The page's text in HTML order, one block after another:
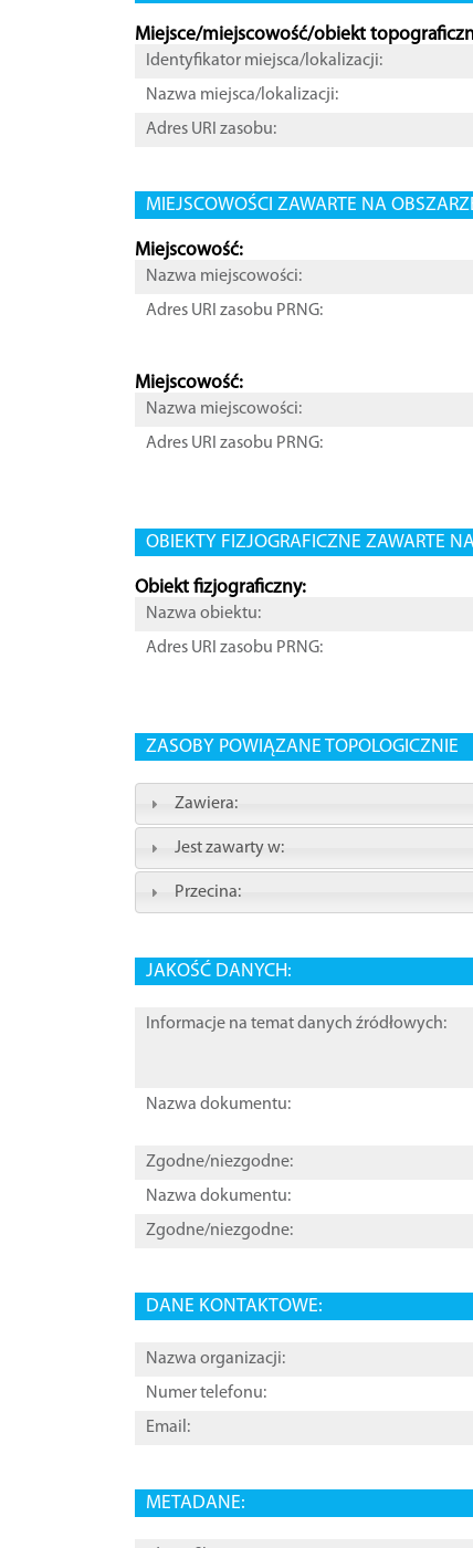
Miejsce/miejscowość/obiekt
Identyfikator miejsca/lokalizacji:
Nazwa miejsca/lokalizacji:
Adres URI zasobu:
MIEJSCOWOŚCI ZAWARTE NA
Miejscowość:
Nazwa miejscowości:
Adres URI zasobu PRNG:
Miejscowość:
Nazwa miejscowości:
Adres URI zasobu PRNG:
OBIEKTY FIZJOGRAFICZNE ZAWARTE
Obiekt fizjograficzny:
Nazwa obiektu:
Adres URI zasobu PRNG:
ZASOBY POWIĄZANE TOPOLOGICZNIE
Zawiera:
Jest zawarty w:
Przecina:
JAKOŚĆ DANYCH:
Informacje na temat danych źródłowych:
Nazwa dokumentu:
Zgodne/niezgodne:
Nazwa dokumentu:
Zgodne/niezgodne:
DANE KONTAKTOWE:
Nazwa organizacji:
Numer telefonu:
Email:
METADANE: